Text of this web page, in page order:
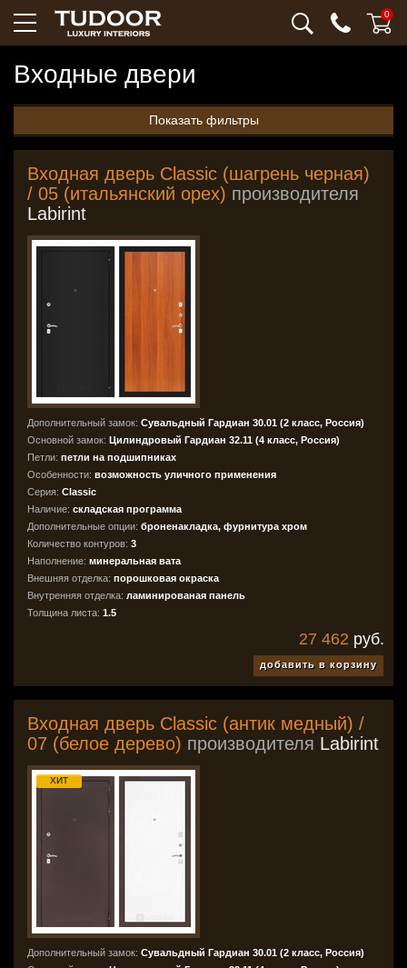
0
Входные двери
Показать фильтры
Входная дверь Classic (шагрень черная)
/ 05 (итальянский орех) производителя
Labirint
Дополнительный замок: Сувальдный Гардиан 30.01 (2 класс, Россия)
Основной замок: Цилиндровый Гардиан 32.11 (4 класс, Россия)
Петли: петли на подшипниках
Особенности: возможность уличного применения
Серия: Classic
Наличие: складская программа
Дополнительные опции: броненакладка, фурнитура хром
Количество контуров: 3
Наполнение: минеральная вата
Внешняя отделка: порошковая окраска
Внутренняя отделка: ламинированая панель
Толщина листа: 1.5
27 462 руб.
добавить в корзину
Входная дверь Classic (антик медный) /
07 (белое дерево) производителя Labirint
ХИТ
Дополнительный замок: Сувальдный Гардиан 30.01 (2 класс, Россия)